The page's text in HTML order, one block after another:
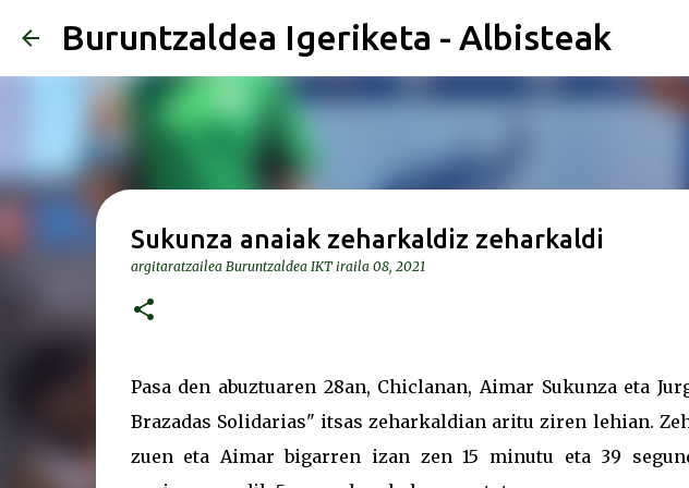
Saltatu
Buruntzaldea Igeriketa - Albisteak
Sukunza anaiak zeharkaldiz zeharkaldi
argitaratzailea Buruntzaldea IKT iraila 08, 2021
Pasa den abuztuaren 28an, Chiclanan, Aimar Sukunza eta
Brazadas Solidarias" itsas zeharkaldian aritu ziren lehian.
zuen eta Aimar bigarren izan zen 15 minutu eta 39